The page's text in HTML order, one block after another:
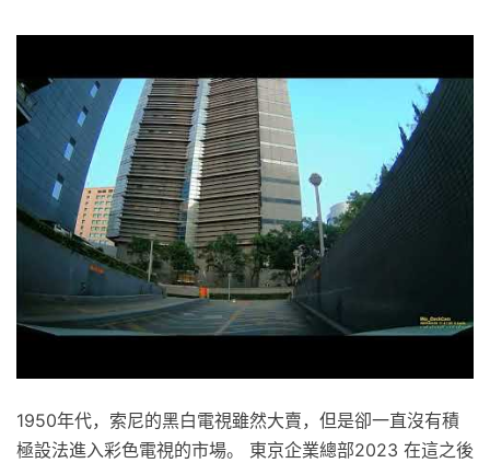
1950年代，索尼的黑白電視雖然大賣，但是卻一直沒有積
極設法進入彩色電視的市場。 東京企業總部2023 在這之後